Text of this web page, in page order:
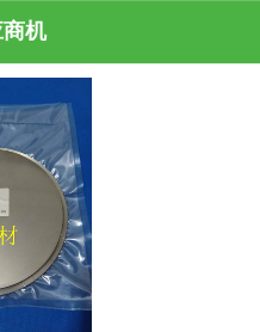
机